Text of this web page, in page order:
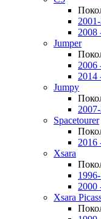
2008
Jumper
2006
2014
Jumpy
Spacetourer
2016
Xsara
2000
Xsara